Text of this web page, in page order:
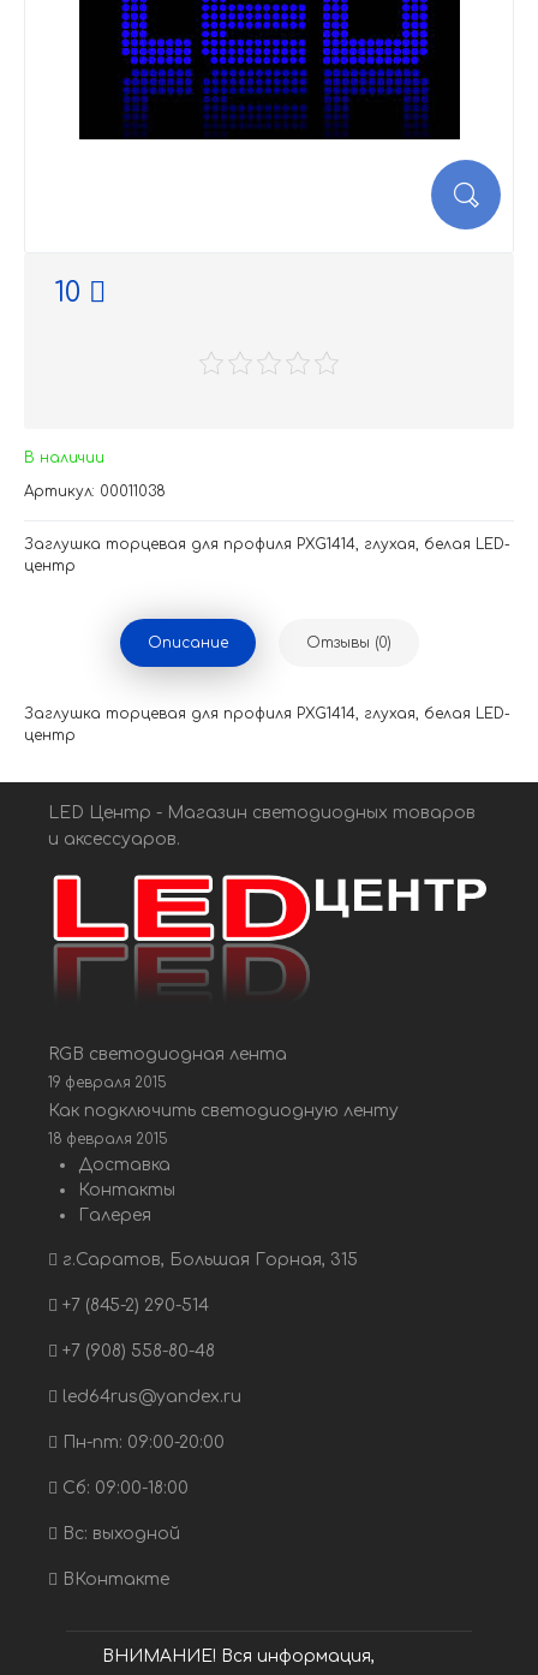
10
В наличии
Артикул: 00011038
Заглушка торцевая для профиля PXG1414, глухая, белая LED-
центр
Описание Отзывы (0)
Заглушка торцевая для профиля PXG1414, глухая, белая LED-
центр
LED Центр - Магазин светодиодных товаров
и аксессуаров.
RGB светодиодная лента
19 февраля 2015
Как подключить светодиодную ленту
18 февраля 2015
Доставка
Контакты
Галерея
г.Саратов, Большая Горная, 315
+7 (845-2) 290-514
+7 (908) 558-80-48
led64rus@yandex.ru
Пн-пт: 09:00-20:00
Сб: 09:00-18:00
Вс: выходной
ВКонтакте
ВНИМАНИЕ! Вся информация,